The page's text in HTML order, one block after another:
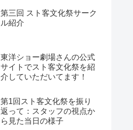
第三回 スト客文化祭サーク
ル紹介
東洋ショー劇場さんの公式
サイトでスト客文化祭を紹
介していただいてます！
第1回スト客文化祭を振り
返って：スタッフの視点か
ら見た当日の様子